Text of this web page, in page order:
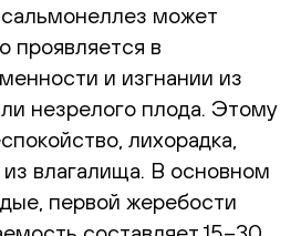
может
проявляется в
и изгнании из
незрелого плода. Этому
лихорадка,
влагалища. В основном
первой жеребости